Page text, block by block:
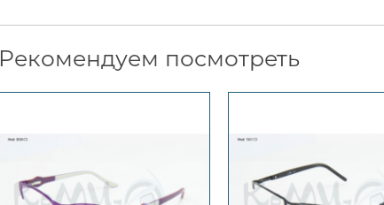
Рекомендуем посмотреть